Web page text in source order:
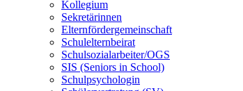
Kollegium
Sekretärinnen
Elternfördergemeinschaft
Schulelternbeirat
Schulsozialarbeiter/OGS
SIS (Seniors in School)
Schulpsychologin